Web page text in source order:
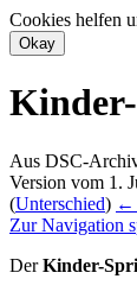
Cookies helfen
Aus DSC-
Version vom 1.
(Unterschied) ←
Zur Navigation
DerKinder-